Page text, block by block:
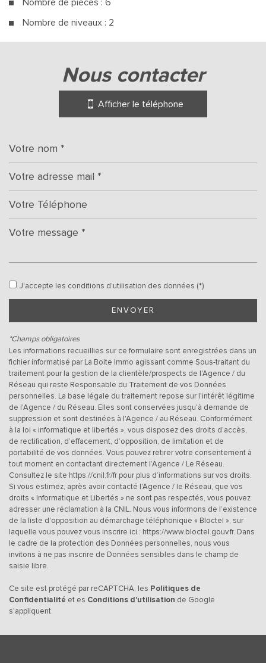
Nombre de pièces : 6
Nombre de niveaux : 2
la ville de montigny-sur-loing
École maternelle
Bureau de poste
Mairie
statistiques
Nombre d'habitants
Propriétaires (vs. locataires)
81,03 %
Taxe habitation
8,15 %
Taxe foncière
19,40 %
Habitants de moins de 25 ans
26,97 %
Habitants de 25 à 55 ans
37,64 %
Habitants de plus de 55 ans
35,39 %
Familles sans enfant
Familles avec 1 ou 2 enfants
Maisons
90,20 %
nous contacter
Afficher le téléphone
J'accepte les conditions d'utilisation des données (*)
ENVOYER
*Champs obligatoires
Les informations recueillies sur ce formulaire sont enregistrées dans un
fichier informatisé par La Boite Immo agissant comme Sous-traitant du
traitement pour la gestion de la clientèle/prospects de l'Agence / du
Réseau qui reste Responsable du Traitement de vos Données
personnelles. La base légale du traitement repose sur l'intérêt légitime
de l'Agence / du Réseau. Elles sont conservées jusqu'à demande de
suppression et sont destinées à l'Agence / au Réseau. Conformément
à la loi « informatique et libertés », vous disposez des droits d’accès,
de rectification, d’effacement, d’opposition, de limitation et de
portabilité de vos données. Vous pouvez retirer votre consentement à
tout moment en contactant directement l’Agence / Le Réseau.
Consultez le site https://cnil.fr/fr pour plus d’informations sur vos droits.
Si vous estimez, après avoir contacté l'Agence / le Réseau, que vos
droits « Informatique et Libertés » ne sont pas respectés, vous pouvez
adresser une réclamation à la CNIL. Nous vous informons de l’existence
de la liste d'opposition au démarchage téléphonique « Bloctel », sur
laquelle vous pouvez vous inscrire ici : https://www.bloctel.gouv.fr. Dans
le cadre de la protection des Données personnelles, nous vous
invitons à ne pas inscrire de Données sensibles dans le champ de
saisie libre.
Ce site est protégé par reCAPTCHA, les Politiques de
Confidentialité et es Conditions d'utilisation de Google
s'appliquent.